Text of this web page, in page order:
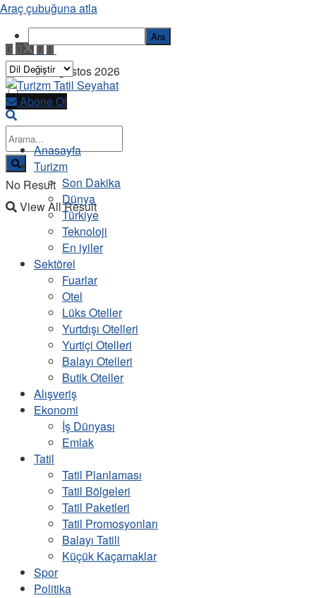
Cuma, 7 Ağustos 2026
No Result
View All Result
Abone Ol
Anasayfa
Turizm
Son Dakika
Dünya
Türkiye
Teknoloji
En iyiler
Sektörel
Fuarlar
Otel
Lüks Oteller
Yurtdışı Otelleri
Yurtiçi Otelleri
Balayı Otelleri
Butik Oteller
Alışveriş
Ekonomi
İş Dünyası
Emlak
Tatil
Tatil Planlaması
Tatil Bölgeleri
Tatil Paketleri
Tatil Promosyonları
Balayı Tatili
Küçük Kaçamaklar
Spor
Politika
Araç çubuğuna atla
Ara